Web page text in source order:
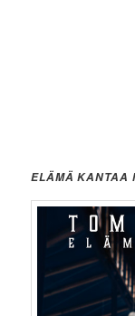
ELÄMÄ KANTAA